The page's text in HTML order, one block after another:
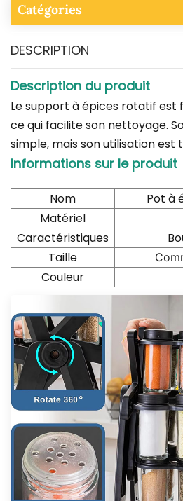
Catégories
DESCRIPTION
Description du produit
Le support à épices rotatif est
ce qui facilite son nettoyage.
simple, mais son utilisation est
Informations sur le produit
Nom
Pot à
Matériel
Caractéristiques
Taille
Couleur